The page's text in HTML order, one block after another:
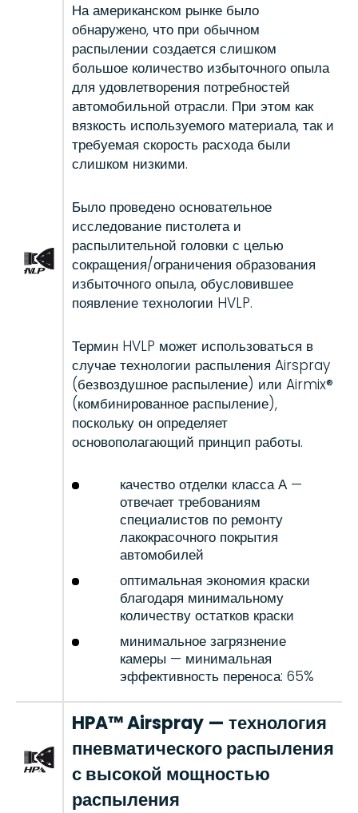
На американском рынке было
обнаружено, что при обычном
распылении создается слишком
большое количество избыточного опыла
для удовлетворения потребностей
автомобильной отрасли. При этом как
вязкость используемого материала, так и
требуемая скорость расхода были
слишком низкими.
Было проведено основательное
исследование пистолета и
распылительной головки с целью
сокращения/ограничения образования
избыточного опыла, обусловившее
появление технологии HVLP.
Термин HVLP может использоваться в
случае технологии распыления Airspray
(безвоздушное распыление) или Airmix®
(комбинированное распыление),
поскольку он определяет
основополагающий принцип работы.
качество отделки класса А —
отвечает требованиям
специалистов по ремонту
лакокрасочного покрытия
автомобилей
оптимальная экономия краски
благодаря минимальному
количеству остатков краски
минимальное загрязнение
камеры — минимальная
эффективность переноса: 65%
HPA™ Airspray — технология
пневматического распыления
с высокой мощностью
распыления